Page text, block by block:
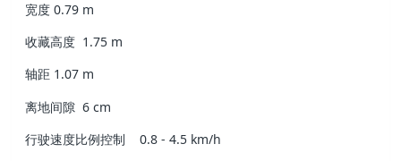
宽度 0.79 m
收藏高度 1.75 m
轴距 1.07 m
离地间隙 6 cm
行驶速度比例控制
0.8 - 4.5 km/h